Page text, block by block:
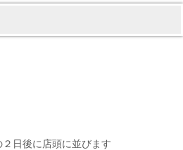
日後に店頭に並びます